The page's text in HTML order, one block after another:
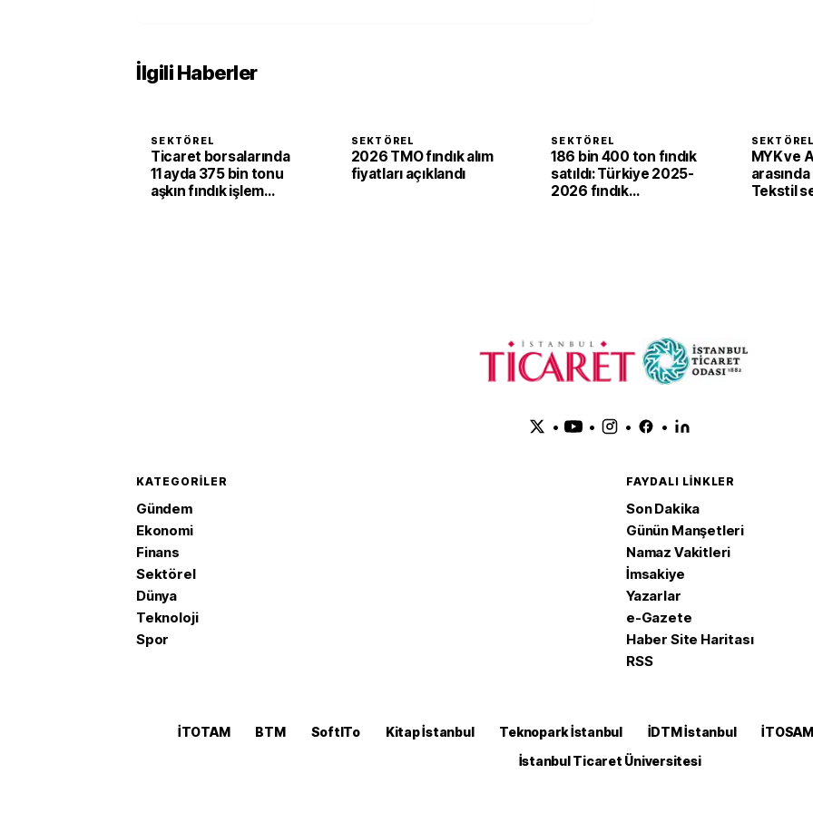
İlgili Haberler
SEKTÖREL
Ticaret borsalarında
11 ayda 375 bin tonu
aşkın fındık işlem
SEKTÖREL
2026 TMO fındık alım
fiyatları açıklandı
SEKTÖREL
186 bin 400 ton fındık
satıldı: Türkiye 2025-
2026 fındık
SEKTÖREL
MYK ve
Tekstil
• • • •
KATEGORILER
Gündem
Ekonomi
Finans
Sektörel
Dünya
Teknoloji
Spor
FAYDALI LINKLER
Son Dakika
Günün Manşetleri
Namaz Vakitleri
İmsakiye
Yazarlar
e-Gazete
Haber Site Haritası
RSS
İTOTAM BTM SoftITo Kitap İstanbul Teknopark İstanbul İDTM İstanbul İTOSAM
İstanbul Ticaret Üniversitesi